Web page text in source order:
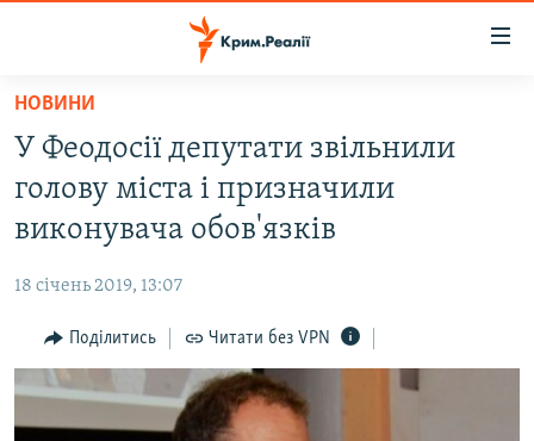
Перейти
основного
матеріалу
до
основної
Перейти
до
пошуку
ВОДА.КРИМ
ВІДЕО ТА ФОТО
БЛОГИ
ПОГЛЯД
ІНТЕРВ'Ю
ВСЕ ЗА ДЕНЬ
НОВИНИ
У Феодосії депутати звільнили
голову міста і призначили
виконувача обов'язків
18 січень 2019, 13:07
Поділитись Читати без VPN